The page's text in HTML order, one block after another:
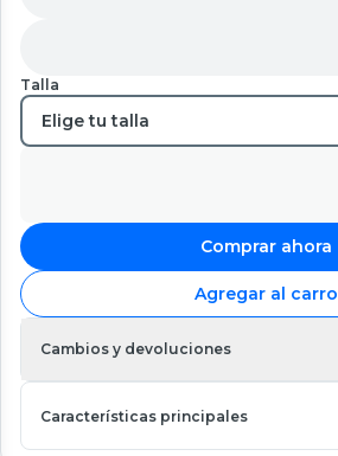
Talla
Comprar ahora
Agregar al carro
Cambios y devoluciones
Características principales